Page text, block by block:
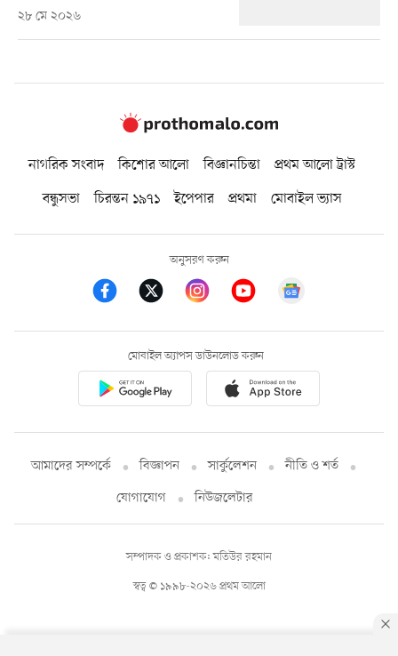
২৮ মে ২০২৬
নাগরিক সংবাদ কিশোর আলো বিজ্ঞানচিন্তা
প্রথম আলো ট্রাস্ট
বন্ধুসভা
চিরন্তন ১৯৭১ ইপেপার প্রথমা মোবাইল ভ্যাস
অনুসরণ করুন
মোবাইল অ্যাপস ডাউনলোড করুন
আমাদের সম্পর্কে বিজ্ঞাপন সার্কুলেশন
নীতি ও শর্ত
যোগাযোগ
নিউজলেটার
স্বত্ব © ১৯৯৮-২০২৬ প্রথম আলো
সম্পাদক ও প্রকাশক: মতিউর রহমান